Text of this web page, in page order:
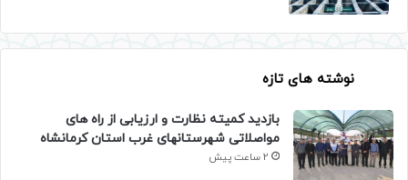
نوشته های تازه
بازدید کمیته نظارت و ارزیابی از راه های
مواصلاتی شهرستانهای غرب استان کرمانشاه
2 ساعت پیش